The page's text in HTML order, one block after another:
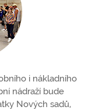
i nákladního
nádraží bude
Nových sadů,